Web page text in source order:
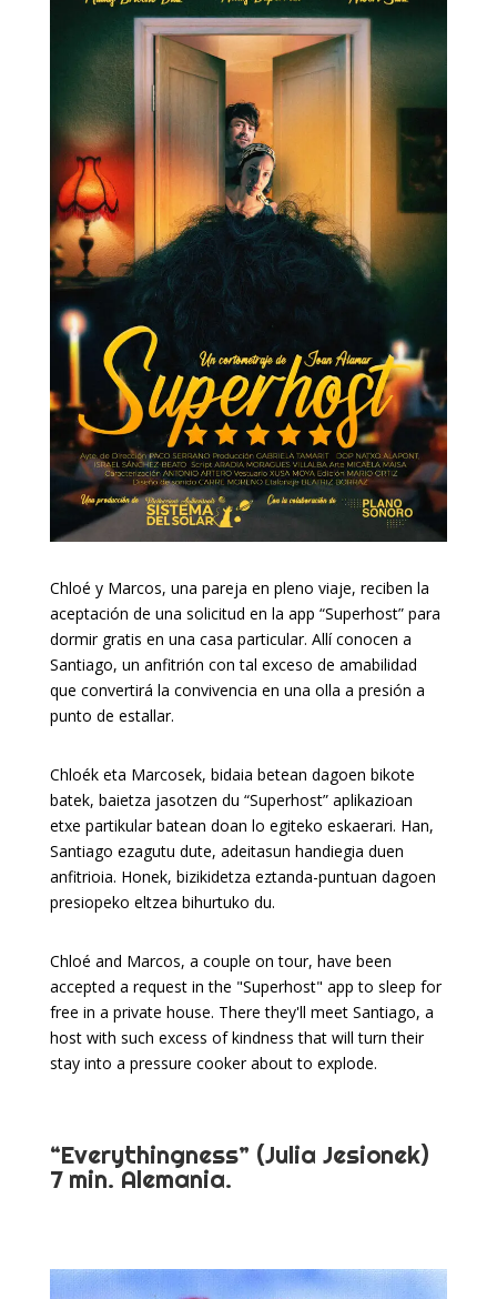
Chloé y Marcos, una pareja en pleno viaje, reciben la
aceptación de una solicitud en la app “Superhost” para
dormir gratis en una casa particular. Allí conocen a
Santiago, un anfitrión con tal exceso de amabilidad
que convertirá la convivencia en una olla a presión a
punto de estallar.
Chloék eta Marcosek, bidaia betean dagoen bikote
batek, baietza jasotzen du “Superhost” aplikazioan
etxe partikular batean doan lo egiteko eskaerari. Han,
Santiago ezagutu dute, adeitasun handiegia duen
anfitrioia. Honek, bizikidetza eztanda-puntuan dagoen
presiopeko eltzea bihurtuko du.
Chloé and Marcos, a couple on tour, have been
accepted a request in the "Superhost" app to sleep for
free in a private house. There they'll meet Santiago, a
host with such excess of kindness that will turn their
stay into a pressure cooker about to explode.
“Everythingness” (Julia Jesionek)
7 min. Alemania.